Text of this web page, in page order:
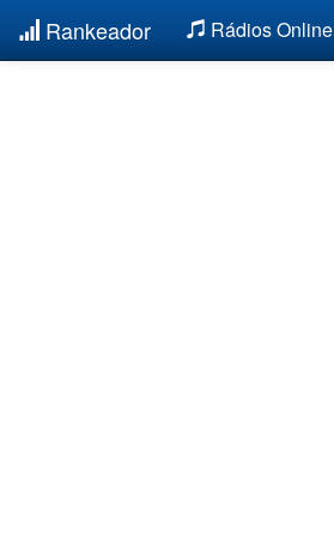
Rankeador Rádios Online